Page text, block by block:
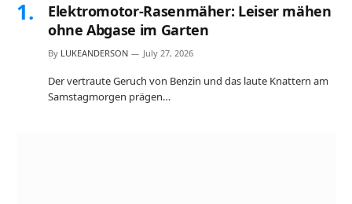
Elektromotor-Rasenmäher: Leiser mähen
ohne Abgase im Garten
By LUKEANDERSON July 27, 2026
Der vertraute Geruch von Benzin und das laute Knattern am
Samstagmorgen prägen…